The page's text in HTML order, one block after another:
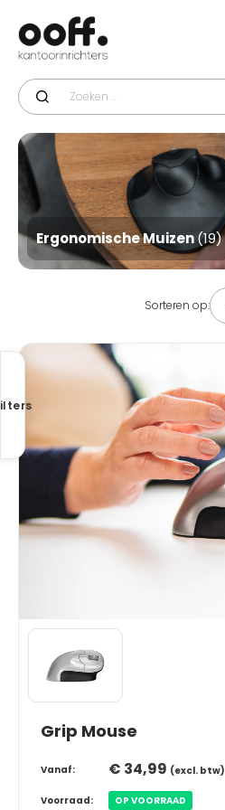
Ergonomische Muizen(19)
Sorteren op:
Grip Mouse
Vanaf: € 34,99 (excl. btw)
Voorraad: OP VOORRAAD